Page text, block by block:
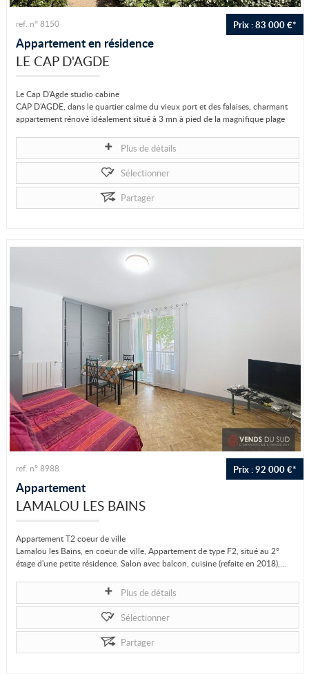
Prix : 83 000 €*
ref. n° 8150
Appartement en résidence
LE CAP D'AGDE
Le Cap D'Agde studio cabine
CAP D'AGDE, dans le quartier calme du vieux port et des falaises, charmant
appartement rénové idéalement situé à 3 mn à pied de la magnifique plage
Plus de détails
Sélectionner
Partager
Prix : 92 000 €*
ref. n° 8988
Appartement
LAMALOU LES BAINS
Appartement T2 coeur de ville
Lamalou les Bains, en coeur de ville, Appartement de type F2, situé au 2°
étage d'une petite résidence. Salon avec balcon, cuisine (refaite en 2018),...
Plus de détails
Sélectionner
Partager